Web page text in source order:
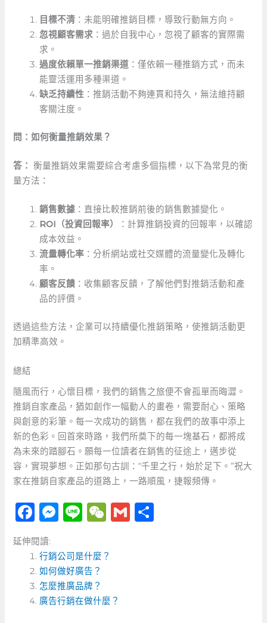
目標不清 ：未能明確推銷目標，導致行動無方向。
忽視顧客需求 ：過於自我中心，忽視了顧客的實際需
求。
過度依賴單一推銷渠道 ：僅依賴一種推銷方式，而未
能靈活運用多種渠道。
缺乏持續性 ：推銷活動不夠連貫和持久，無法維持顧
客關注度。
問：如何衡量推銷效果？
答： ‌衡量推銷效果需要綜合考慮多個指標，以下為常見的衡
量方法：
銷售數據 ：直接比較推銷前後的銷售數據變化。
ROI（投資回報率）
：計算推銷投資的回報率，以確認
成本效益。
流量轉化率 ：分析網站或社交媒體的流量變化及轉化
率。
顧客反饋 ：收集顧客反饋，了解他們對推銷活動和產
品的評價。
透過這些方法，企業可以持續優化推銷策略，使推銷活動更
加精準高效。
總結
隨風而行，心懷目標，我們的銷售之旅便不會孤單而晦澀。
推銷自家產品，猶如創作一幅動人的畫卷，需要耐心、策略
與創意的彩筆。每一次成功的銷售，都在我們的故事中添上
新的色彩。回首來時路，我們所奠下的每一塊基石，都將成
為未來的踏腳石。願每一位讀者在銷售的征途上，邁步從
容，實現夢想。正如那句古訓：“千里之行，始於足下。”祝大
家在推銷自家產品的道路上，一路順風，捷報頻傳。
F
a
c
e
b
o
M
ss
e
n
g
Li
e
W
C
t
G
延伸閱讀:
行銷公司是什麼？
如何做好廣告？
怎麼推廣品牌？
廣告行銷在做什麼？